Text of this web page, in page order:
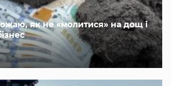
як не «молитися» на дощ і